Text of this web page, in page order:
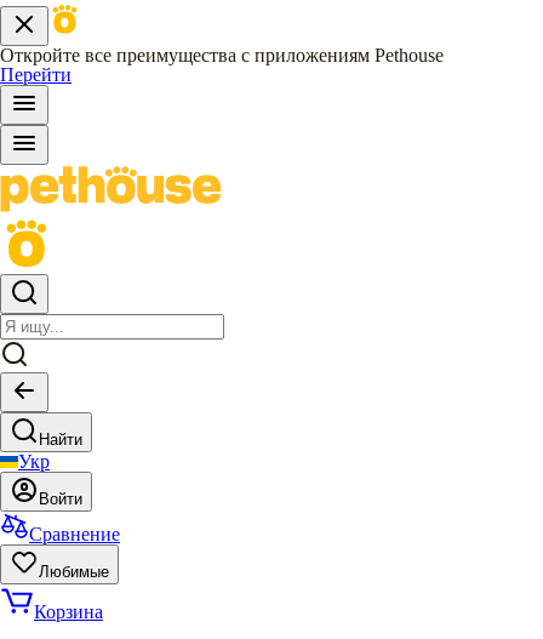
Откройте все преимущества с приложениям Pethouse
Перейти
Найти
Укр
Войти
Сравнение
Любимые
Корзина